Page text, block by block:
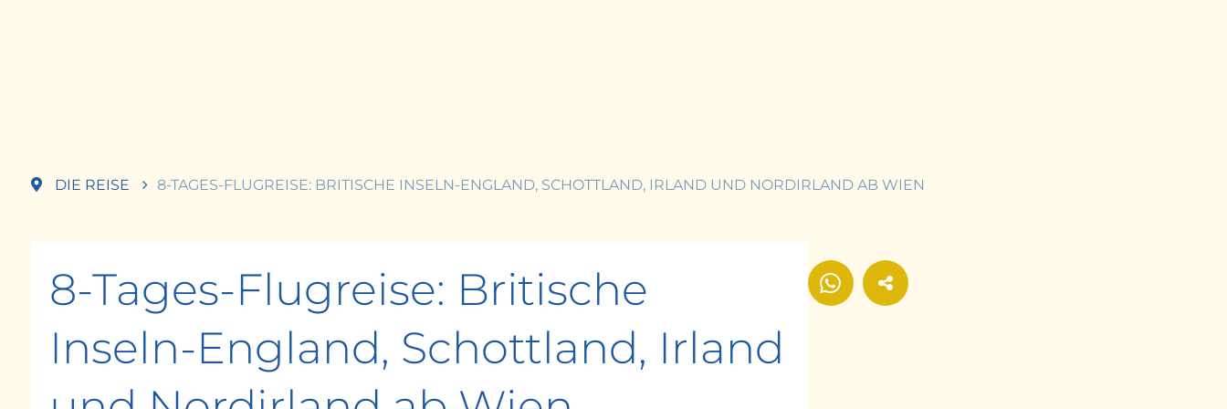
DIE REISE 8-TAGES-FLUGREISE: BRITISCHE INSELN-ENGLAND, SCHOTTLAND, IRLAND UND NORDIRLAND AB WIEN
8-Tages-Flugreise: Britische
Inseln-England, Schottland, Irland